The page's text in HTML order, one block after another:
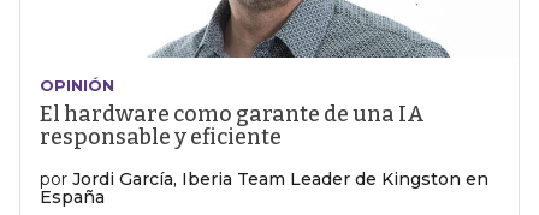
OPINIÓN
El hardware como garante de una IA
responsable y eficiente
por Jordi García, Iberia Team Leader de Kingston en
España